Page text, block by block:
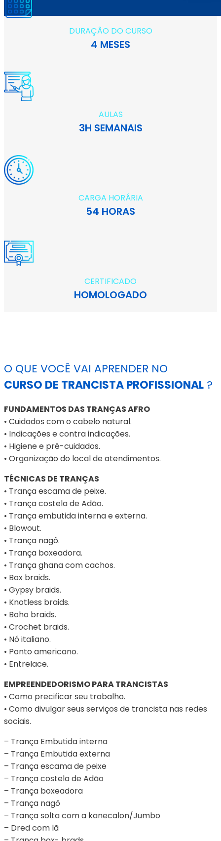
DURAÇÃO DO CURSO
4 MESES
AULAS
3H SEMANAIS
CARGA HORÁRIA
54 HORAS
CERTIFICADO
HOMOLOGADO
O QUE VOCÊ VAI APRENDER NO
CURSO DE TRANCISTA PROFISSIONAL ?
FUNDAMENTOS DAS TRANÇAS AFRO
• Cuidados com o cabelo natural.
• Indicações e contra indicações.
• Higiene e pré-cuidados.
• Organização do local de atendimentos.
TÉCNICAS DE TRANÇAS
• Trança escama de peixe.
• Trança costela de Adão.
• Trança embutida interna e externa.
• Blowout.
• Trança nagô.
• Trança boxeadora.
• Trança ghana com cachos.
• Box braids.
• Gypsy braids.
• Knotless braids.
• Boho braids.
• Crochet braids.
• Nó italiano.
• Ponto americano.
• Entrelace.
EMPREENDEDORISMO PARA TRANCISTAS
• Como precificar seu trabalho.
• Como divulgar seus serviços de trancista nas redes
sociais.
– Trança Embutida interna
– Trança Embutida externa
– Trança escama de peixe
– Trança costela de Adão
– Trança boxeadora
– Trança nagô
– Trança solta com a kanecalon/Jumbo
– Dred com lã